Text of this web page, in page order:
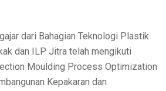
dari Bahagian Teknologi Plastik
dan ILP Jitra telah mengikuti
Moulding Process Optimization
Kepakaran dan